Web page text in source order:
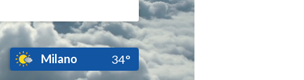
Milano 34°